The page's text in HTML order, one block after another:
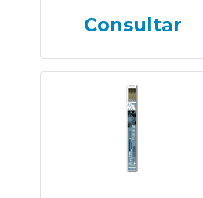
Consultar